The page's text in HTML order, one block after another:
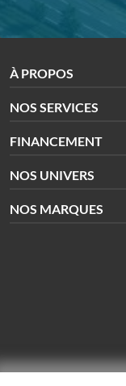
À PROPOS
NOS SERVICES
FINANCEMENT
NOS UNIVERS
NOS MARQUES